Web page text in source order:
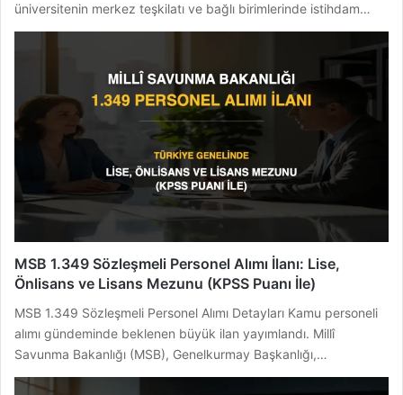
üniversitenin merkez teşkilatı ve bağlı birimlerinde istihdam…
MSB 1.349 Sözleşmeli Personel Alımı İlanı: Lise,
Önlisans ve Lisans Mezunu (KPSS Puanı İle)
MSB 1.349 Sözleşmeli Personel Alımı Detayları Kamu personeli
alımı gündeminde beklenen büyük ilan yayımlandı. Millî
Savunma Bakanlığı (MSB), Genelkurmay Başkanlığı,…